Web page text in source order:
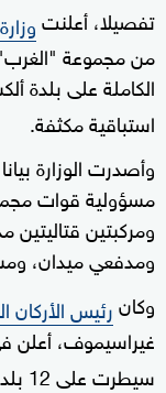
تفصيلا، أعلنت
من مجموعة
الكاملة على بلدة
استباقية مكثفة.
وأصدرت الوزارة
ومدفعي ميدان،
وكانرئيس الأركان
غيراسيموف،
سيطرت على 12 بلدة خلال أسبوعين من شهر مارس الجاري.